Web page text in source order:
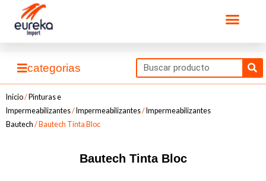
contenido
categorias
Inicio/ Pinturas e
Impermeabilizantes/ Impermeabilizantes/ Impermeabilizantes
Bautech / Bautech Tinta Bloc
Bautech Tinta Bloc